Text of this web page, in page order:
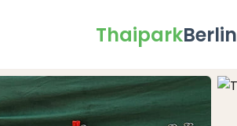
ThaiparkBerlin